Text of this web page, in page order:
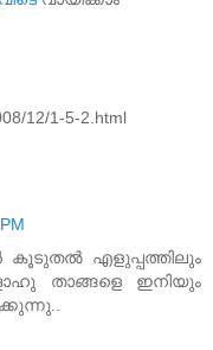
12/1-5-2.html
കൂടുതല്‍ എളുപ്പത്തിലും
താങ്ങളെ ഇനിയും